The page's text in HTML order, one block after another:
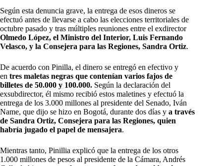
Según esta denuncia grave, la entrega de esos dineros se
efectuó antes de llevarse a cabo las elecciones territoriales de
octubre pasado y tras múltiples reuniones entre el exdirector
Olmedo López, el Ministro del Interior, Luis Fernando
Velasco, y la Consejera para las Regiones, Sandra Ortiz.
De acuerdo con Pinilla, el dinero se entregó en efectivo y
en tres maletas negras que contenían varios fajos de
billetes de 50.000 y 100.000. Según la declaración del
exsubdirector, él mismo recibió estos maletines y efectuó la
entrega de los 3.000 millones al presidente del Senado, Iván
Name, que dijo se hizo en Bogotá, durante dos días y a través
de Sandra Ortiz, Consejera para las Regiones, quien
habría jugado el papel de mensajera.
Mientras tanto, Pinillia explicó que la entrega de los otros
1.000 millones de pesos al presidente de la Cámara, Andrés